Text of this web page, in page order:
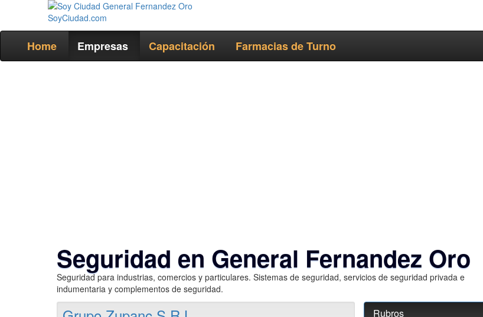
Home Empresas Capacitación Farmacias de Turno
Seguridad en General Fernandez Oro
Seguridad para industrias, comercios y particulares. Sistemas de seguridad, servicios de seguridad privada e
indumentaria y complementos de seguridad.
Rubros